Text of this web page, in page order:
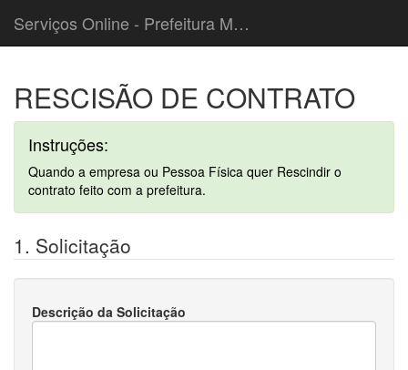
Serviços Online - Prefeitura Municipal de Cordeiropolis
RESCISÃO DE CONTRATO
Instruções:
Quando a empresa ou Pessoa Física quer Rescindir o
contrato feito com a prefeitura.
1. Solicitação
Descrição da Solicitação